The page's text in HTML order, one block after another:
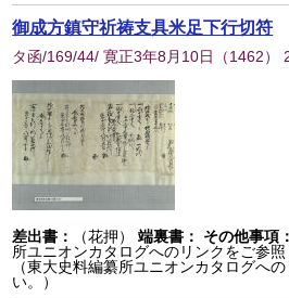
御成方鎮守祈祷支具米足下行切符
タ函/169/44/ 寛正3年8月10日 （1462）
差出書： （花押） 端裏書： その他事項：
所ユニオンカタログへのリンクをご参照
（東大史料編纂所ユニオンカタログへ
い。）